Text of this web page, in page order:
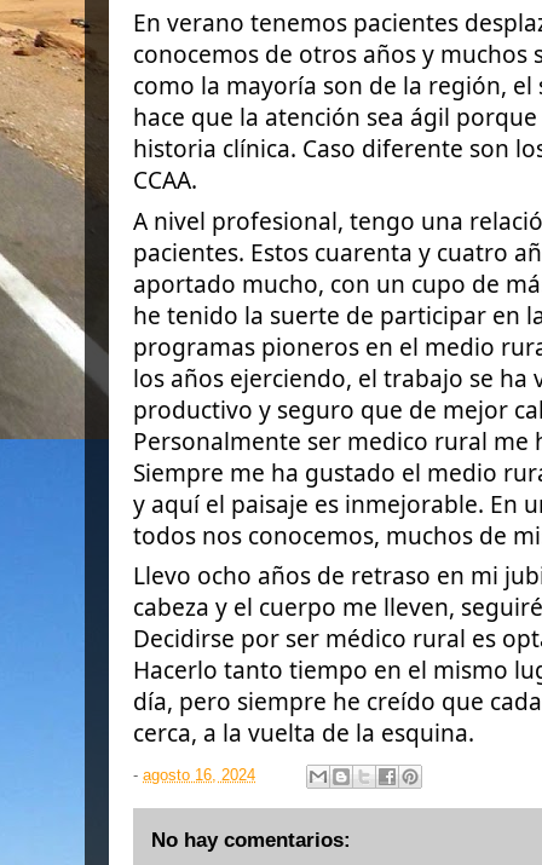
En verano tenemos pacientes
conocemos de otros años y muchos
como la mayoría son de la región,
hace que la atención sea ágil
historia clínica. Caso diferente son
CCAA.
A nivel profesional, tengo una
pacientes. Estos cuarenta y cuatro
aportado mucho, con un cupo de
he tenido la suerte de participar en
programas pioneros en el medio
los años ejerciendo, el trabajo se ha
productivo y seguro que de mejor
Personalmente ser medico rural me
Siempre me ha gustado el medio
y aquí el paisaje es inmejorable. En
todos nos conocemos, muchos de
Llevo ocho años de retraso en mi
cabeza y el cuerpo me lleven,
Decidirse por ser médico rural es
Hacerlo tanto tiempo en el mismo
día, pero siempre he creído que
cerca, a la vuelta de la esquina.
- agosto 16, 2024
No hay comentarios: